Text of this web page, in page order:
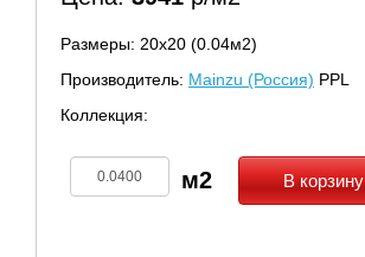
Размеры: 20х20 (0.04м2)
Производитель: Mainzu (Россия) PPL
Коллекция:
В корзину